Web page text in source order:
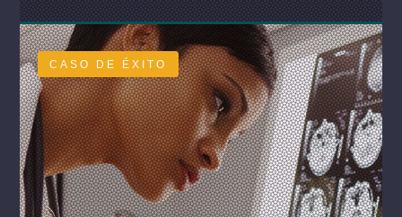
CASO DE ÉXITO